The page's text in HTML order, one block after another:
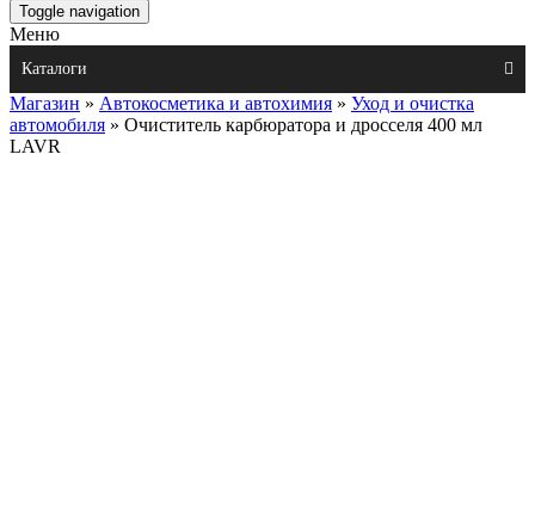
Toggle navigation
Меню
Каталоги
Магазин » Автокосметика и автохимия » Уход и очистка
автомобиля » Очиститель карбюратора и дросселя 400 мл
LAVR